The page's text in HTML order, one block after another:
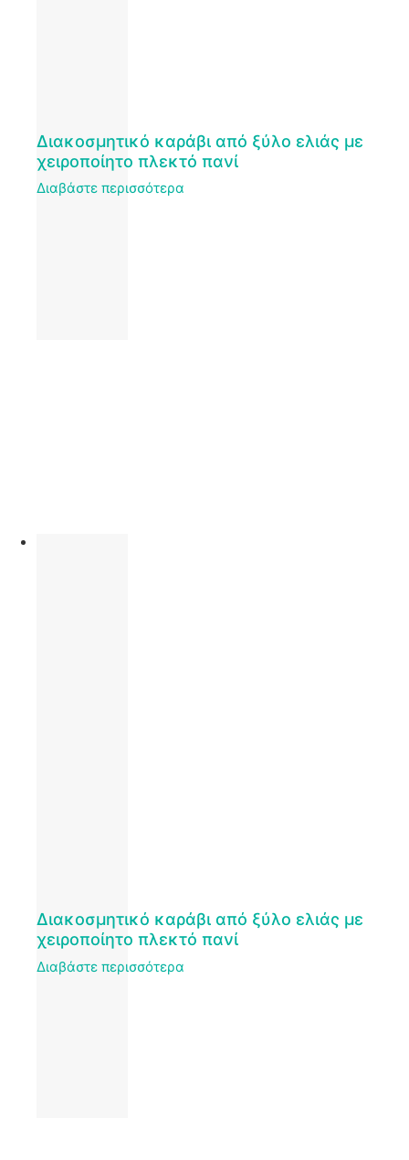
Διακοσμητικό καράβι από ξύλο ελιάς με
χειροποίητο πλεκτό πανί
Διαβάστε περισσότερα
Διακοσμητικό καράβι από ξύλο ελιάς με
χειροποίητο πλεκτό πανί
Διαβάστε περισσότερα